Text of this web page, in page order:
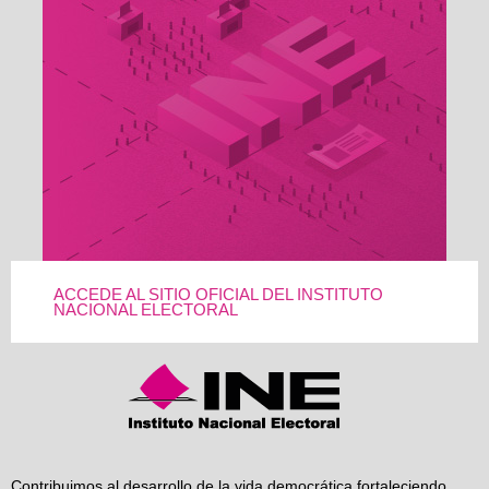
ACCEDE AL SITIO OFICIAL DEL INSTITUTO
NACIONAL ELECTORAL